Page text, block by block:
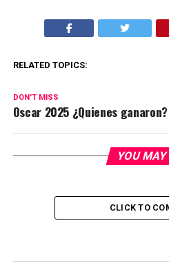
RELATED TOPICS:
DON'T MISS
Oscar 2025 ¿Quienes ganaron?
YOU
CLICK TO